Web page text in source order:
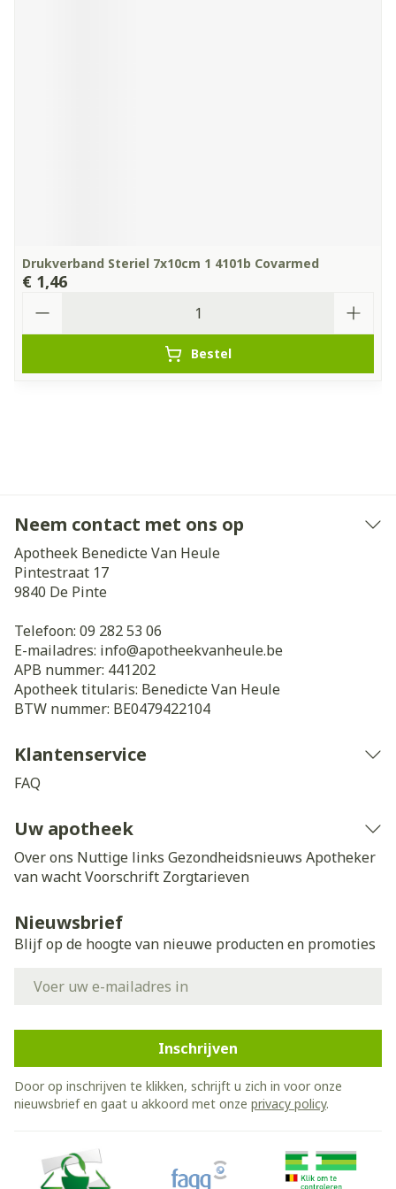
Drukverband Steriel 7x10cm 1 4101b Covarmed
€ 1,46
Bestel
Neem contact met ons op
Apotheek Benedicte Van Heule
Pintestraat 17
9840 De Pinte
Telefoon: 09 282 53 06
E-mailadres: info@apotheekvanheule.be
APB nummer: 441202
Apotheek titularis: Benedicte Van Heule
BTW nummer: BE0479422104
Klantenservice
FAQ
Uw apotheek
Over ons Nuttige links Gezondheidsnieuws Apotheker
van wachtVoorschrift Zorgtarieven
Nieuwsbrief
Blijf op de hoogte van nieuwe producten en promoties
Inschrijven
Door op inschrijven te klikken, schrijft u zich in voor onze
nieuwsbrief en gaat u akkoord met onze privacy policy.